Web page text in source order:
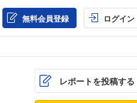
無料会員登録 ログイン
レポートを投稿する